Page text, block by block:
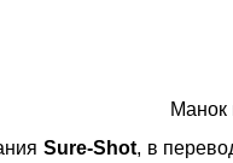
Манок
Sure-Shot, в